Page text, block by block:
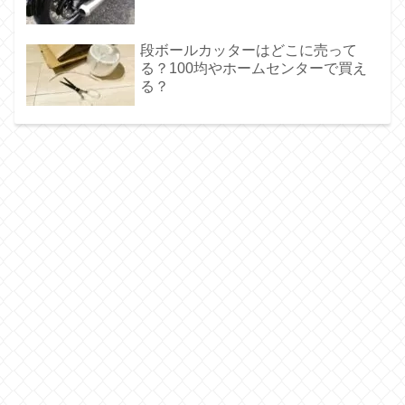
段ボールカッターはどこに売って
る？100均やホームセンターで買え
る？